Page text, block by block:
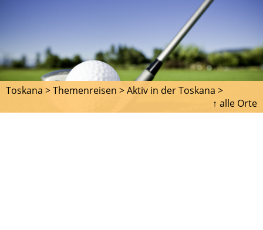
Toskana >Themenreisen >Aktiv in der Toskana >
↑ alle Orte